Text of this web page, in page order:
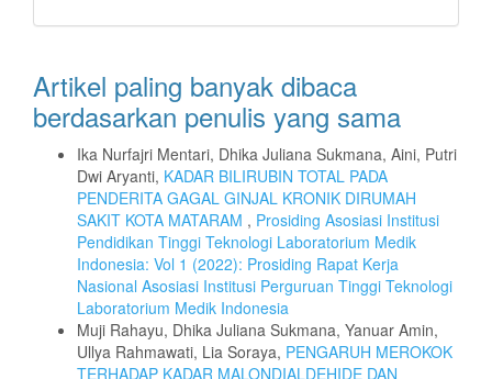
Artikel paling banyak dibaca
berdasarkan penulis yang sama
Ika Nurfajri Mentari, Dhika Juliana Sukmana, Aini, Putri
Dwi Aryanti, KADAR BILIRUBIN TOTAL PADA
PENDERITA GAGAL GINJAL KRONIK DIRUMAH
SAKIT KOTA MATARAM , Prosiding Asosiasi Institusi
Pendidikan Tinggi Teknologi Laboratorium Medik
Indonesia: Vol 1 (2022): Prosiding Rapat Kerja
Nasional Asosiasi Institusi Perguruan Tinggi Teknologi
Laboratorium Medik Indonesia
Muji Rahayu, Dhika Juliana Sukmana, Yanuar Amin,
Ullya Rahmawati, Lia Soraya, PENGARUH MEROKOK
TERHADAP KADAR MALONDIALDEHIDE DAN